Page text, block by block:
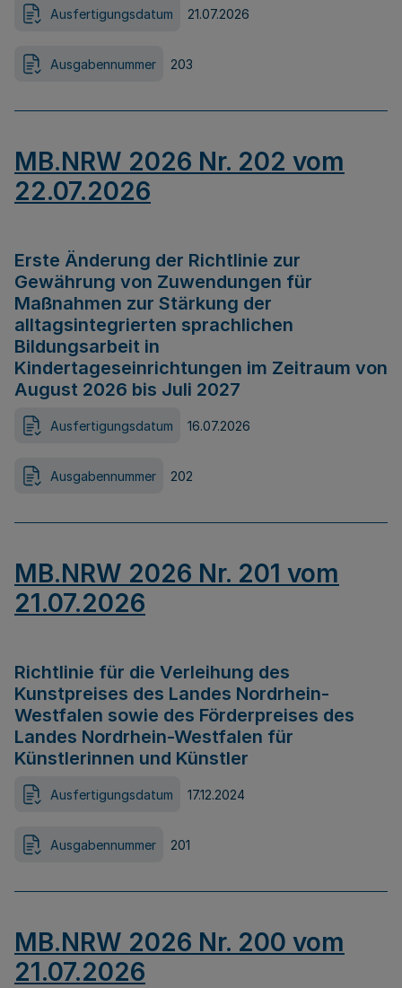
Ausfertigungsdatum 21.07.2026
Ausgabennummer 203
MB.NRW 2026 Nr. 202 vom
22.07.2026
Erste Änderung der Richtlinie zur
Gewährung von Zuwendungen für
Maßnahmen zur Stärkung der
alltagsintegrierten sprachlichen
Bildungsarbeit in
Kindertageseinrichtungen im Zeitraum von
August 2026 bis Juli 2027
Ausfertigungsdatum 16.07.2026
Ausgabennummer 202
MB.NRW 2026 Nr. 201 vom
21.07.2026
Richtlinie für die Verleihung des
Kunstpreises des Landes Nordrhein-
Westfalen sowie des Förderpreises des
Landes Nordrhein-Westfalen für
Künstlerinnen und Künstler
Ausfertigungsdatum 17.12.2024
Ausgabennummer 201
MB.NRW 2026 Nr. 200 vom
21.07.2026